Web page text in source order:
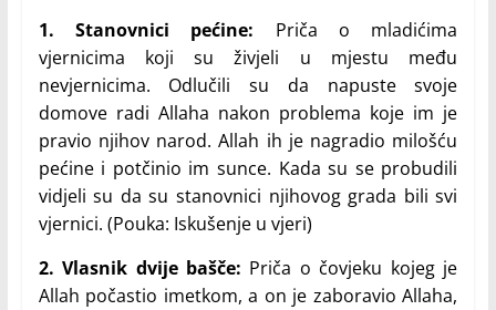
1. Stanovnici pećine: Priča o mladićima
vjernicima koji su živjeli u mjestu među
nevjernicima. Odlučili su da napuste svoje
domove radi Allaha nakon problema koje im je
pravio njihov narod. Allah ih je nagradio milošću
pećine i potčinio im sunce. Kada su se probudili
vidjeli su da su stanovnici njihovog grada bili svi
vjernici. (Pouka: Iskušenje u vjeri)
2. Vlasnik dvije bašče: Priča o čovjeku kojeg je
Allah počastio imetkom, a on je zaboravio Allaha,